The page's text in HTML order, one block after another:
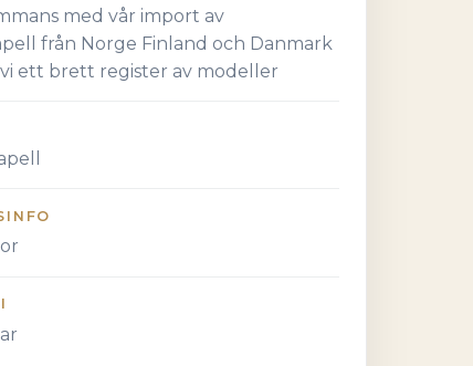
med vår import av
från Norge Finland och Danmark
ett brett register av modeller